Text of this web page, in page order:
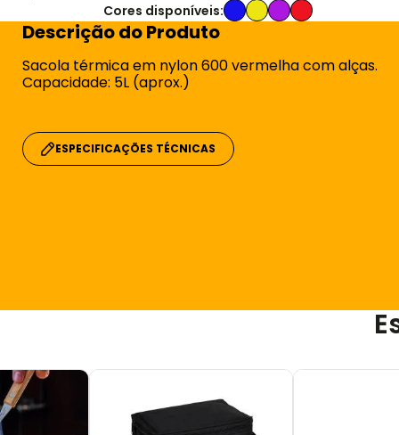
Cores disponíveis:
Descrição do Produto
Sacola térmica em nylon 600 vermelha com alças.
Capacidade: 5L (aprox.)
ESPECIFICAÇÕES TÉCNICAS